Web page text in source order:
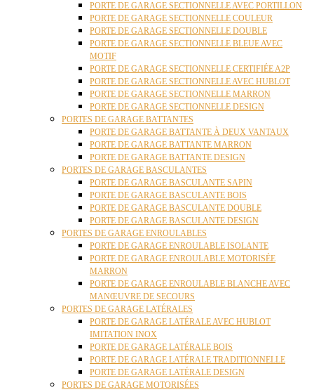
PORTE DE GARAGE SECTIONNELLE AVEC PORTILLON
PORTE DE GARAGE SECTIONNELLE COULEUR
PORTE DE GARAGE SECTIONNELLE DOUBLE
PORTE DE GARAGE SECTIONNELLE BLEUE AVEC
MOTIF
PORTE DE GARAGE SECTIONNELLE CERTIFIÉE A2P
PORTE DE GARAGE SECTIONNELLE AVEC HUBLOT
PORTE DE GARAGE SECTIONNELLE MARRON
PORTE DE GARAGE SECTIONNELLE DESIGN
PORTES DE GARAGE BATTANTES
PORTE DE GARAGE BATTANTE À DEUX VANTAUX
PORTE DE GARAGE BATTANTE MARRON
PORTE DE GARAGE BATTANTE DESIGN
PORTES DE GARAGE BASCULANTES
PORTE DE GARAGE BASCULANTE SAPIN
PORTE DE GARAGE BASCULANTE BOIS
PORTE DE GARAGE BASCULANTE DOUBLE
PORTE DE GARAGE BASCULANTE DESIGN
PORTES DE GARAGE ENROULABLES
PORTE DE GARAGE ENROULABLE ISOLANTE
PORTE DE GARAGE ENROULABLE MOTORISÉE
MARRON
PORTE DE GARAGE ENROULABLE BLANCHE AVEC
MANŒUVRE DE SECOURS
PORTES DE GARAGE LATÉRALES
PORTE DE GARAGE LATÉRALE AVEC HUBLOT
IMITATION INOX
PORTE DE GARAGE LATÉRALE BOIS
PORTE DE GARAGE LATÉRALE TRADITIONNELLE
PORTE DE GARAGE LATÉRALE DESIGN
PORTES DE GARAGE MOTORISÉES